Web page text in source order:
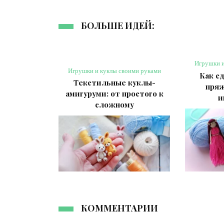
БОЛЬШЕ ИДЕЙ:
Игрушки и куклы своими руками
Текстильные куклы-
амигуруми: от простого к
сложному
Игрушки
Как
КОММЕНТАРИИ